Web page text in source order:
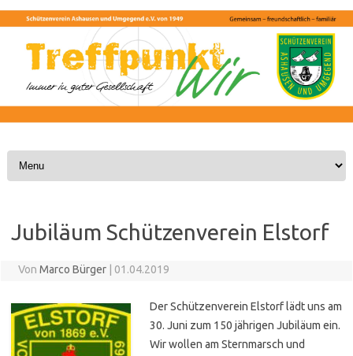
Skip to content
Jubiläum Schützenverein Elstorf
Von Marco Bürger 01.04.2019
Der Schützenverein Elstorf lädt uns am
30. Juni zum 150 jährigen Jubiläum ein.
Wir wollen am Sternmarsch und